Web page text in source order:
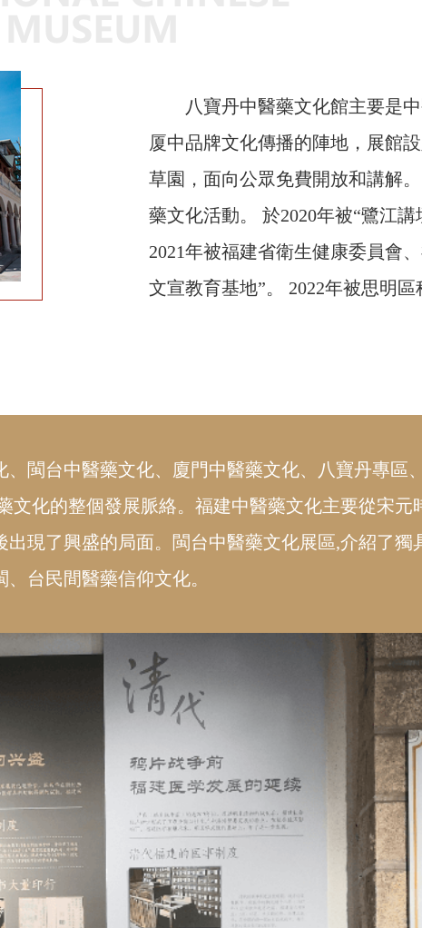
八寶丹中醫藥文化館主要是
厦中品牌文化傳播的陣地，展館
草園，面向公眾免費開放和講解
藥文化活動。 於2020年被“鷺江
2021年被福建省衛生健康委員會
文宣教育基地”。 2022年被思明
閩台中醫藥文化、廈門中醫藥文化、八寶丹專區
文化的整個發展脈絡。福建中醫藥文化主要從宋
現了興盛的局面。閩台中醫藥文化展區,介紹了
台民間醫藥信仰文化。